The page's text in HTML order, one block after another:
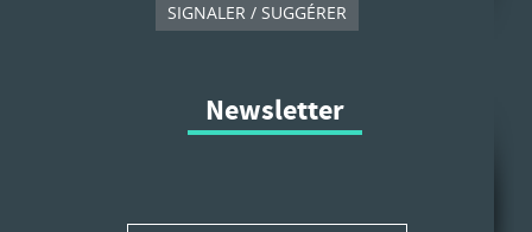
SIGNALER / SUGGÉRER
Newsletter